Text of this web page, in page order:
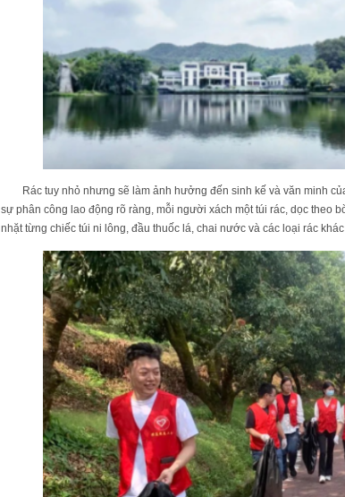
Rác tuy nhỏ nhưng sẽ làm ảnh hưởng đến sinh kế và văn minh
sự phân công lao động rõ ràng, mỗi người xách một túi rác, dọc theo
nhặt từng chiếc túi ni lông, đầu thuốc lá, chai nước và các loại rác